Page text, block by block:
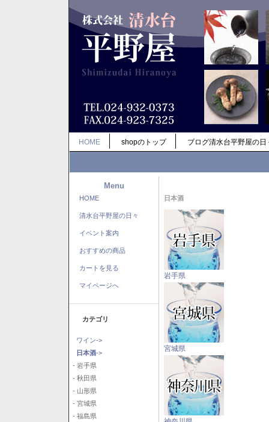
HOME shopのトップ ブログ清水台平野屋の日
Menu
HOME
清水台平野屋の日々
イベント案内
おすすめの商品
カートを見る
マイページへ
カテゴリ
ワイン->
日本酒->
- 岩手県
- 秋田県
- 山形県
- 宮城県
- 福島県
日本酒
岩手県
宮城県